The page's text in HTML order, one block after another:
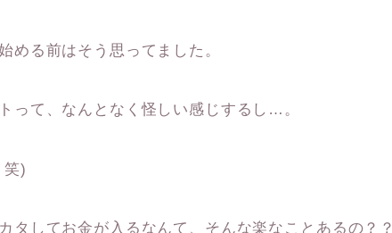
める前はそう思ってました。
って、なんとなく怪しい感じするし…。
笑)
タしてお金が入るなんて、そんな楽なことあるの？？